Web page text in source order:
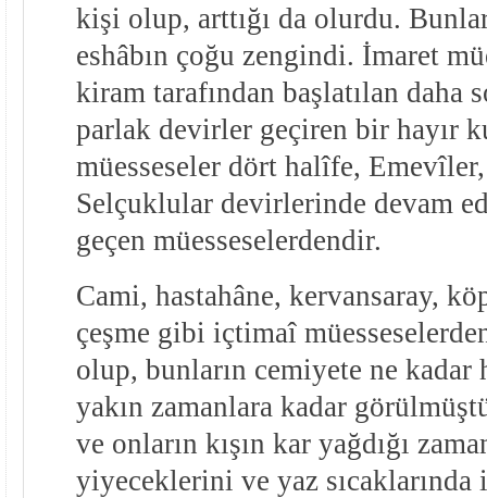
kişi olup, arttığı da olurdu.
eshâbın çoğu zengindi. İmaret
kiram tarafından başlatılan daha
parlak devirler geçiren bir hayır
müesseseler dört halîfe,
Selçuklular devirlerinde devam
geçen müesseselerdendir.
Cami, hastahâne, kervansaray,
çeşme gibi içtimaî
olup, bunların cemiyete ne kadar
yakın zamanlara kadar
ve onların kışın kar yağdığı
yiyeceklerini ve yaz sıcaklarında